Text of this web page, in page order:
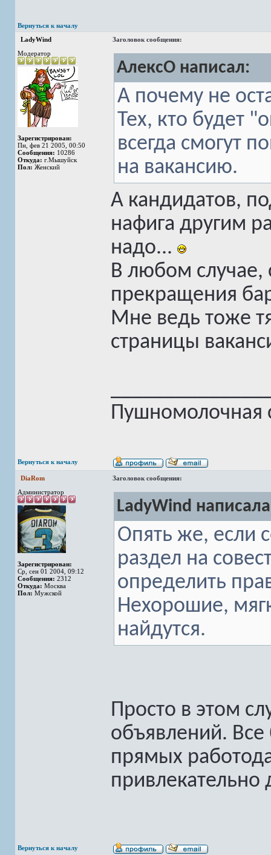
Вернуться к началу
LadyWind
Заголовок сообщения:
Модератор
Зарегистрирован:
Пн, фев 21 2005, 00:50
Сообщения: 10286
Откуда: г.Мышуйск
Пол: Женский
АлексО написал:
А почему не
Тех, кто будет
всегда смогут
на вакансию.
А кандидатов,
нафига другим
надо...
В любом случае,
прекращения
Мне ведь тоже
страницы
Пушномолочная
Вернуться к началу
DiaRom
Заголовок сообщения:
Администратор
Зарегистрирован:
Ср, сен 01 2004, 09:12
Сообщения: 2312
Откуда: Москва
Пол: Мужской
LadyWind
Опять же, если
раздел на
определить
Нехорошие,
найдутся.
Просто в этом
объявлений. Все
прямых
привлекательно
Вернуться к началу